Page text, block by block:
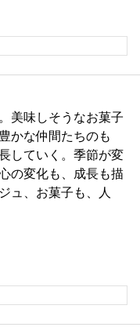
美味しそうなお菓子
かな仲間たちのも
していく。季節が変
の変化も、成長も描
ュ、お菓子も、人